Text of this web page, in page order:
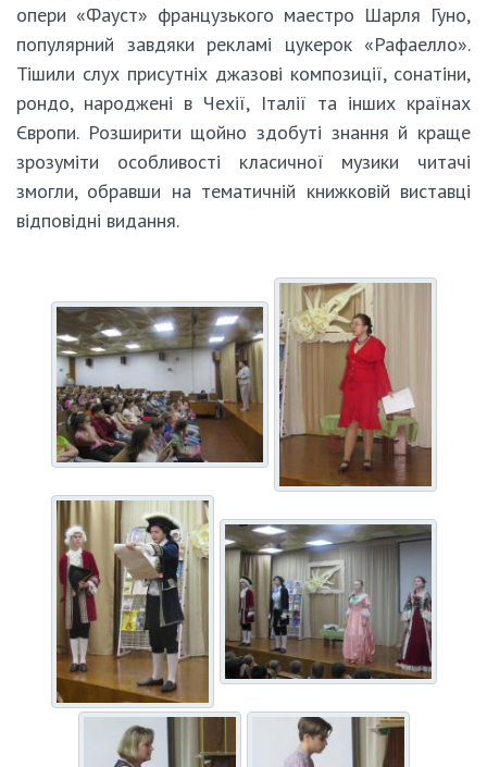
опери «Фауст» французького маестро Шарля Гуно,
популярний завдяки рекламі цукерок «Рафаелло».
Тішили слух присутніх джазові композиції, сонатіни,
рондо, народжені в Чехії, Італії та інших країнах
Європи. Розширити щойно здобуті знання й краще
зрозуміти особливості класичної музики читачі
змогли, обравши на тематичній книжковій виставці
відповідні видання.